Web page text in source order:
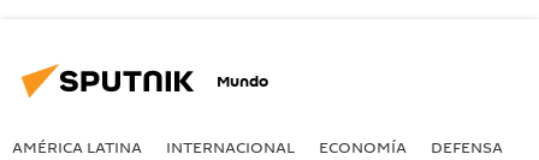
Mundo
AMÉRICA LATINA INTERNACIONAL ECONOMÍA DEFENSA